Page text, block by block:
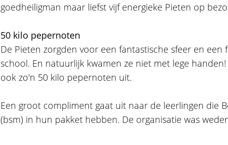
goedheiligman maar liefst vijf energieke Pieten op
50 kilo pepernoten
De Pieten zorgden voor een fantastische sfeer en een
school. En natuurlijk kwamen ze niet met lege
ook zo'n 50 kilo pepernoten uit.
Een groot compliment gaat uit naar de leerlingen die
(bsm) in hun pakket hebben. De organisatie was